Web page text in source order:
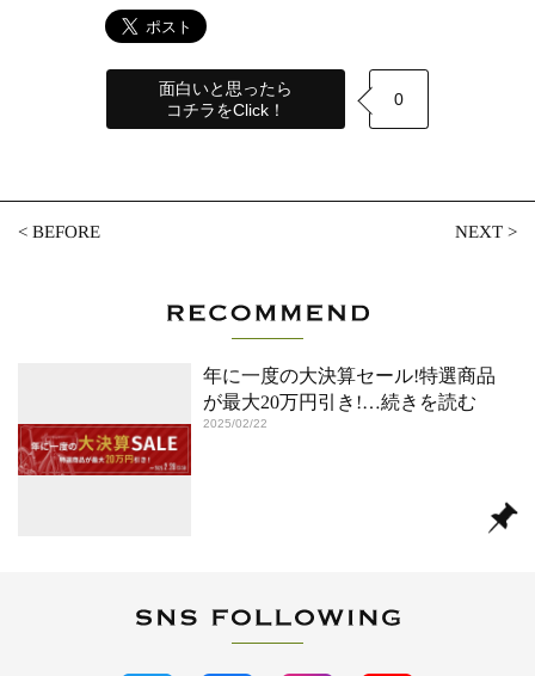
面白いと思ったら
コチラをClick！
0
<BEFORE NEXT>
年に一度の大決算セール!特選商品
が最大20万円引き!…続きを読む
2025/02/22